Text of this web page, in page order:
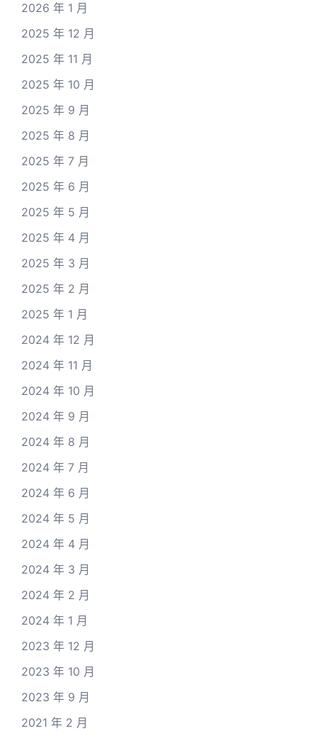
2026 年 1 月
2025 年 12 月
2025 年 11 月
2025 年 10 月
2025 年 9 月
2025 年 8 月
2025 年 7 月
2025 年 6 月
2025 年 5 月
2025 年 4 月
2025 年 3 月
2025 年 2 月
2025 年 1 月
2024 年 12 月
2024 年 11 月
2024 年 10 月
2024 年 9 月
2024 年 8 月
2024 年 7 月
2024 年 6 月
2024 年 5 月
2024 年 4 月
2024 年 3 月
2024 年 2 月
2024 年 1 月
2023 年 12 月
2023 年 10 月
2023 年 9 月
2021 年 2 月